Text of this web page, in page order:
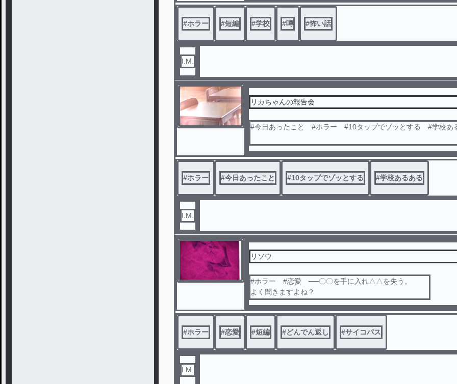
友人のミカはその噂話を知り、花畑で寝てみることにする。し
に連絡が来なくなりミカは本当に死んでしまう。
#ホラー #短編 #学校 #噂 #怖い話
I.M.
リカちゃんの報告会
#今日あったこと #ホラー #10タップでゾッとする #学校あ
色々おりまぜてみました。
#ホラー #今日あったこと #10タップでゾッとする #学校あるある
I.M.
リソウ
#ホラー #恋愛 ──〇〇を手に入れ△△を失う。
よく聞きますよね？
アナタは、
『理想を手に入れられる』が
『自分は落ちる』。
#ホラー #恋愛 #短編 #どんでん返し #サイコパス
I.M.